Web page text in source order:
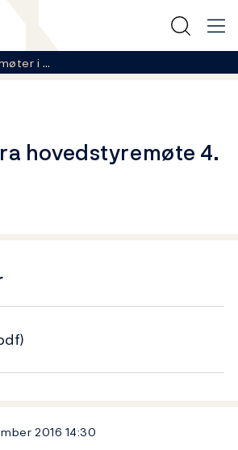
i …
hovedstyremøte 4.
2016 14:30